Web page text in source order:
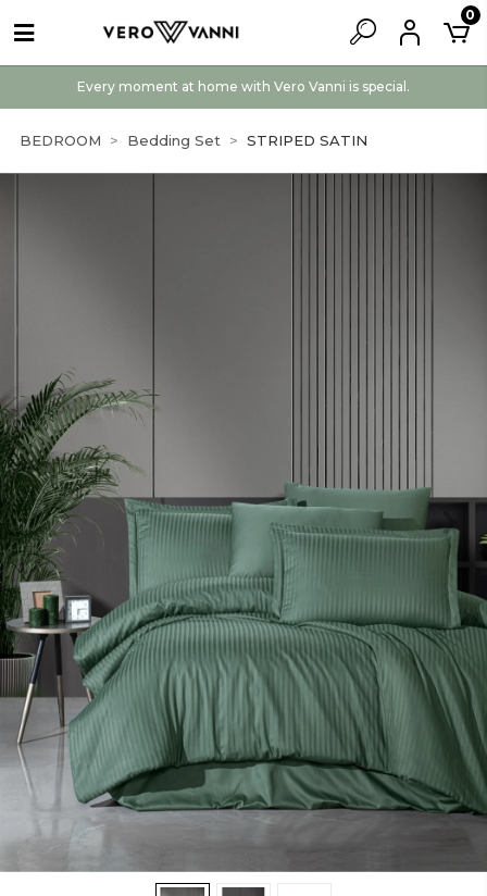
Every moment at home with Vero Vanni is special.
0
BEDROOM Bedding Set STRIPED SATIN